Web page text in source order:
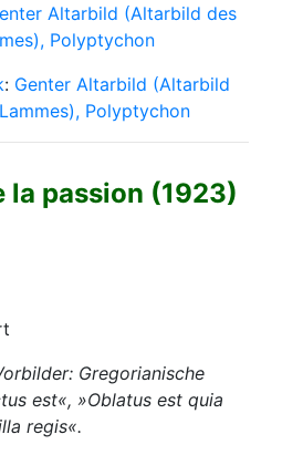
Altarbild (Altarbild des
Polyptychon
: Genter Altarbild (Altarbild
Polyptychon
la passion (1923)
Gregorianische
est«, »Oblatus est quia
regis«.